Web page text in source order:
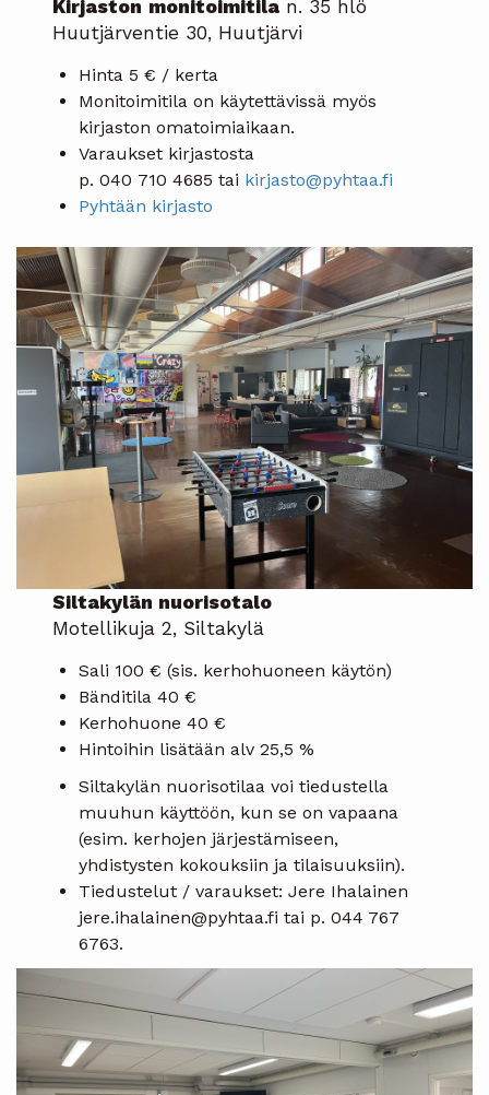
Kirjaston monitoimitila n. 35 hlö
Huutjärventie 30, Huutjärvi
Hinta 5 € / kerta
Monitoimitila on käytettävissä myös
kirjaston omatoimiaikaan.
Varaukset kirjastosta
p. 040 710 4685 tai kirjasto@pyhtaa.fi
Pyhtään kirjasto
Siltakylän nuorisotalo
Motellikuja 2, Siltakylä
Sali 100 € (sis. kerhohuoneen käytön)
Bänditila 40 €
Kerhohuone 40 €
Hintoihin lisätään alv 25,5 %
Siltakylän nuorisotilaa voi tiedustella
muuhun käyttöön, kun se on vapaana
(esim. kerhojen järjestämiseen,
yhdistysten kokouksiin ja tilaisuuksiin).
Tiedustelut / varaukset: Jere Ihalainen
jere.ihalainen@pyhtaa.fi tai p. 044 767
6763.